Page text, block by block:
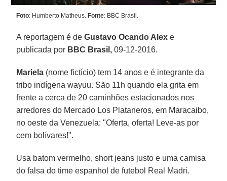
Foto: Humberto Matheus. Fonte: BBC Brasil.
A reportagem é deGustavo Ocando Alex e
publicada por BBC Brasil, 09-12-2016.
Mariela (nome fictício) tem 14 anos e é integrante da
tribo indígena wayuu. São 11h quando ela grita em
frente a cerca de 20 caminhões estacionados nos
arredores do Mercado Los Plataneros, em Maracaibo,
no oeste da Venezuela: "Oferta, oferta! Leve-as por
cem bolívares!".
Usa batom vermelho, short jeans justo e uma camisa
do falsa do time espanhol de futebol Real Madri.